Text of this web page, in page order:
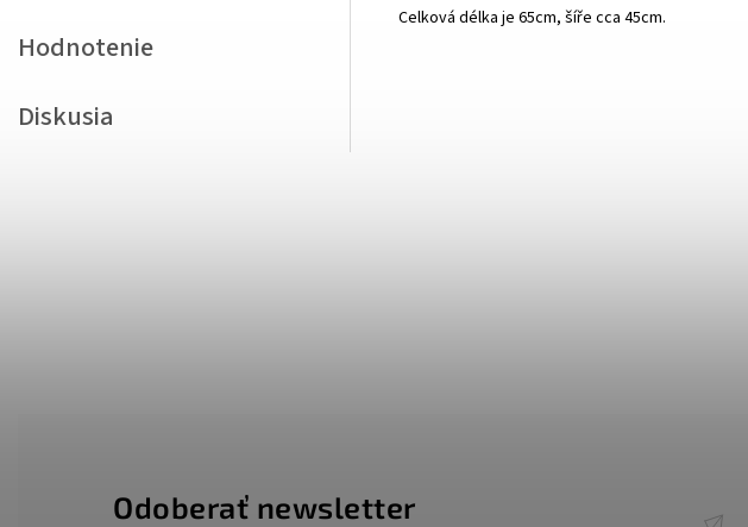
Hodnotenie
Diskusia
Celková délka je 65cm, šíře cca 45cm.
Odoberať newsletter